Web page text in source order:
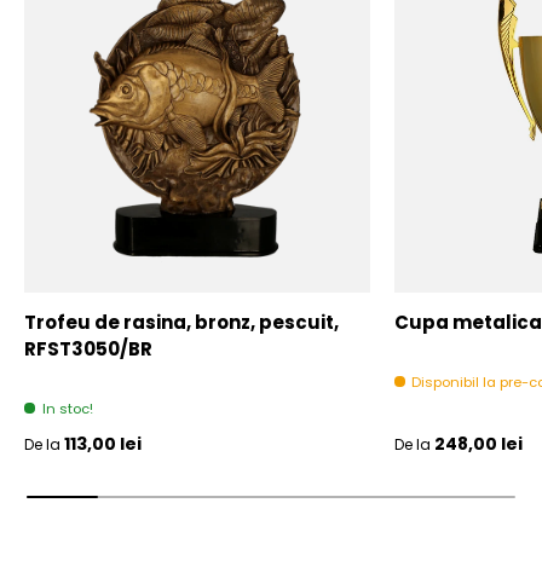
Trofeu de rasina, bronz, pescuit,
RFST3050/BR
In stoc!
Pret initial
De la 113,00 lei
Cupa
Disponibil la pre-
Pret initial
De la 248,00 lei